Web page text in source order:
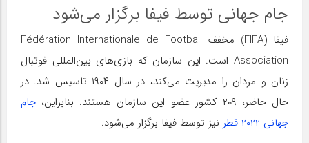
جام جهانی توسط فیفا برگزار می‌شود
فیفا (FIFA) مخفف Fédération Internationale de Football
Association است. این سازمان که بازی‌های بین‌المللی فوتبال
زنان و مردان را مدیریت می‌کند، در سال ۱۹۰۴ تاسیس شد. در
حال حاضر، ۲۰۹ کشور عضو این سازمان هستند. بنابراین،
جام
جهانی ۲۰۲۲ قطر
نیز توسط فیفا برگزار می‌شود.